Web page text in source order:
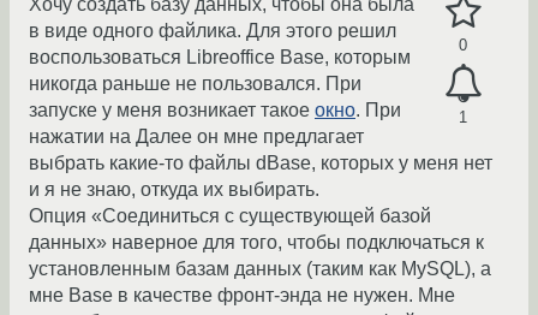
0
1
Хочу создать базу данных, чтобы она была
в виде одного файлика. Для этого решил
воспользоваться Libreoffice Base, которым
никогда раньше не пользовался. При
запуске у меня возникает такое окно. При
нажатии на Далее он мне предлагает
выбрать какие-то файлы dBase, которых у меня нет
и я не знаю, откуда их выбирать.
Опция «Соединиться с существующей базой
данных» наверное для того, чтобы подключаться к
установленным базам данных (таким как MySQL), а
мне Base в качестве фронт-энда не нужен. Мне